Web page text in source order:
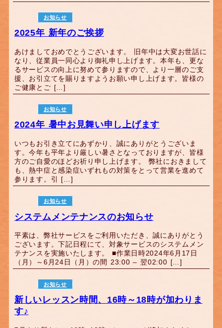
お知らせ
2025年 新年のご挨拶
あけましておめでとうございます。 旧年中は大変お世話に
なり、従業員一同心より御礼申し上げます。本年も、更な
るサービスの向上に努めて参りますので、より一層のご支
援、お引立てを賜りますようお願い申し上げます。皆様の
ご健康とご […]
お知らせ
2024年 暑中お見舞い申し上げます
いつもお引き立てにあずかり、誠にありがとうございま
す。今年も平年より厳しい暑さとなっておりますが、皆様
方のご自愛のほどお祈り申し上げます。 弊社におきまして
も、熱中症と感染症いずれもの対策をとって営業を進めて
参ります。引 […]
お知らせ
システムメンテナンスのお知らせ
平素は、弊社サービスをご利用いただき、誠にありがとう
ございます。下記日程にて、対象サービスのシステムメン
テナンスを実施いたします。 ■作業日時2024年6月17日
（月）～6月24日（月）の間 23:00 – 翌02:00 […]
お知らせ
新しいレッスン時間、16時～18時が加わりま
す♪